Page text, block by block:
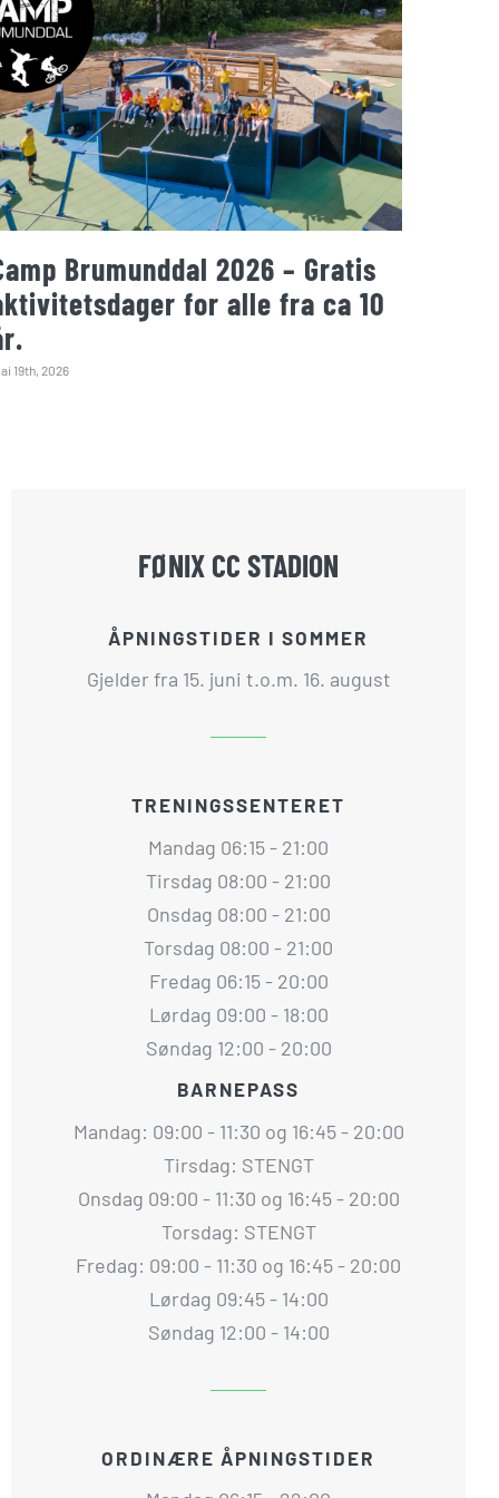
Brumunddal 2026 – Gratis
for alle fra ca 10
19th, 2026
FØNIX CC STADION
ÅPNINGSTIDER I SOMMER
Gjelder fra 15. juni t.o.m. 16. august
TRENINGSSENTERET
Mandag 06:15 - 21:00
Tirsdag 08:00 - 21:00
Onsdag 08:00 - 21:00
Torsdag 08:00 - 21:00
Fredag 06:15 - 20:00
Lørdag 09:00 - 18:00
Søndag 12:00 - 20:00
BARNEPASS
Mandag: 09:00 - 11:30 og 16:45 - 20:00
Tirsdag: STENGT
Onsdag 09:00 - 11:30 og 16:45 - 20:00
Torsdag: STENGT
Fredag: 09:00 - 11:30 og 16:45 - 20:00
Lørdag 09:45 - 14:00
Søndag 12:00 - 14:00
ORDINÆRE ÅPNINGSTIDER